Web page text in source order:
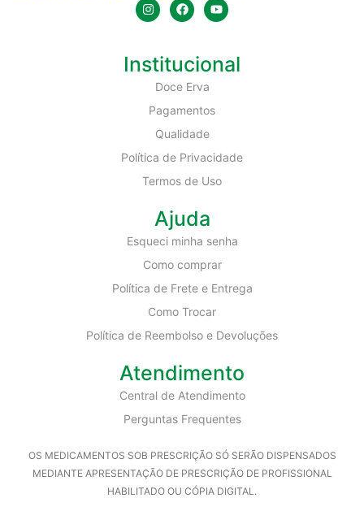
Institucional
Doce Erva
Pagamentos
Qualidade
Política de Privacidade
Termos de Uso
Ajuda
Esqueci minha senha
Como comprar
Política de Frete e Entrega
Como Trocar
Política de Reembolso e Devoluções
Atendimento
Central de Atendimento
Perguntas Frequentes
OS MEDICAMENTOS SOB PRESCRIÇÃO SÓ SERÃO DISPENSADOS
MEDIANTE APRESENTAÇÃO DE PRESCRIÇÃO DE PROFISSIONAL
HABILITADO OU CÓPIA DIGITAL.